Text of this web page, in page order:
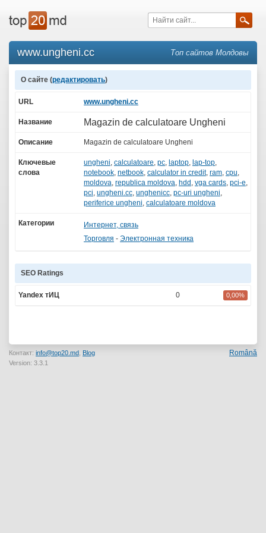
www.ungheni.cc Топ сайтов Молдовы
О сайте (редактировать)
URL www.ungheni.cc
Название Magazin de calculatoare Ungheni
Описание Magazin de calculatoare Ungheni
Ключевые
слова
ungheni, calculatoare, pc, laptop, lap-top,
notebook, netbook, calculator in credit, ram, cpu,
moldova, republica moldova, hdd , vga cards, pci-e,
pci, ungheni.cc, unghenicc, pc-uri ungheni,
periferice ungheni, calculatoare moldova
Категории
Интернет, связь
Торговля - Электронная техника
SEO Ratings
Yandex тИЦ 0 0,00%
Контакт: info@top20.md Blog
Version: 3.3.1
Română